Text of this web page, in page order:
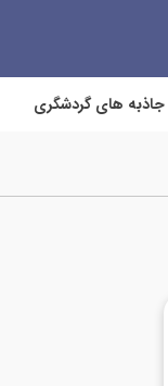
جاذبه های گردشگری